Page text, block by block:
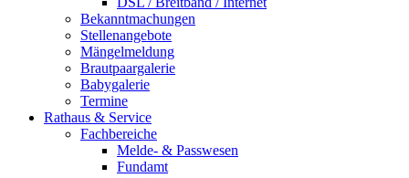
Bekanntmachungen
Stellenangebote
Mängelmeldung
Brautpaargalerie
Babygalerie
Termine
Rathaus & Service
Fachbereiche
Melde- & Passwesen
Fundamt